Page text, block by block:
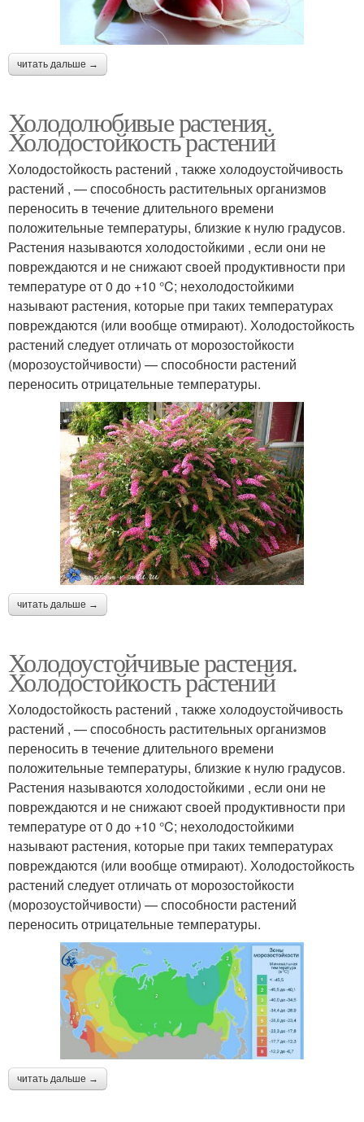
читать дальше →
Холодолюбивые растения.
Холодостойкость растений
Холодостойкость растений , также холодоустойчивость
растений , — способность растительных организмов
переносить в течение длительного времени
положительные температуры, близкие к нулю градусов.
Растения называются холодостойкими , если они не
повреждаются и не снижают своей продуктивности при
температуре от 0 до +10 °C; нехолодостойкими
называют растения, которые при таких температурах
повреждаются (или вообще отмирают). Холодостойкость
растений следует отличать от морозостойкости
(морозоустойчивости) — способности растений
переносить отрицательные температуры.
читать дальше →
Холодоустойчивые растения.
Холодостойкость растений
Холодостойкость растений , также холодоустойчивость
растений , — способность растительных организмов
переносить в течение длительного времени
положительные температуры, близкие к нулю градусов.
Растения называются холодостойкими , если они не
повреждаются и не снижают своей продуктивности при
температуре от 0 до +10 °C; нехолодостойкими
называют растения, которые при таких температурах
повреждаются (или вообще отмирают). Холодостойкость
растений следует отличать от морозостойкости
(морозоустойчивости) — способности растений
переносить отрицательные температуры.
читать дальше →